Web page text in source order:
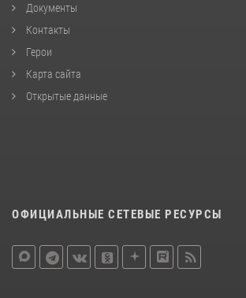
Документы
Контакты
Герои
Карта сайта
Открытые данные
ОФИЦИАЛЬНЫЕ СЕТЕВЫЕ РЕСУРСЫ